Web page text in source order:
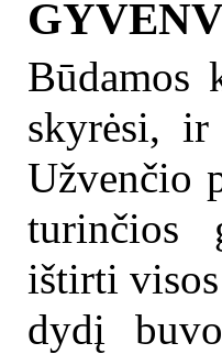
Būdamos
skyrėsi,
Užvenčio
turinčios
ištirti
dydį